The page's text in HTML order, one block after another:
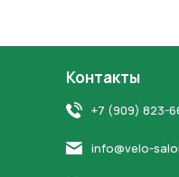
Контакты
+7 (909) 823-
info@velo-